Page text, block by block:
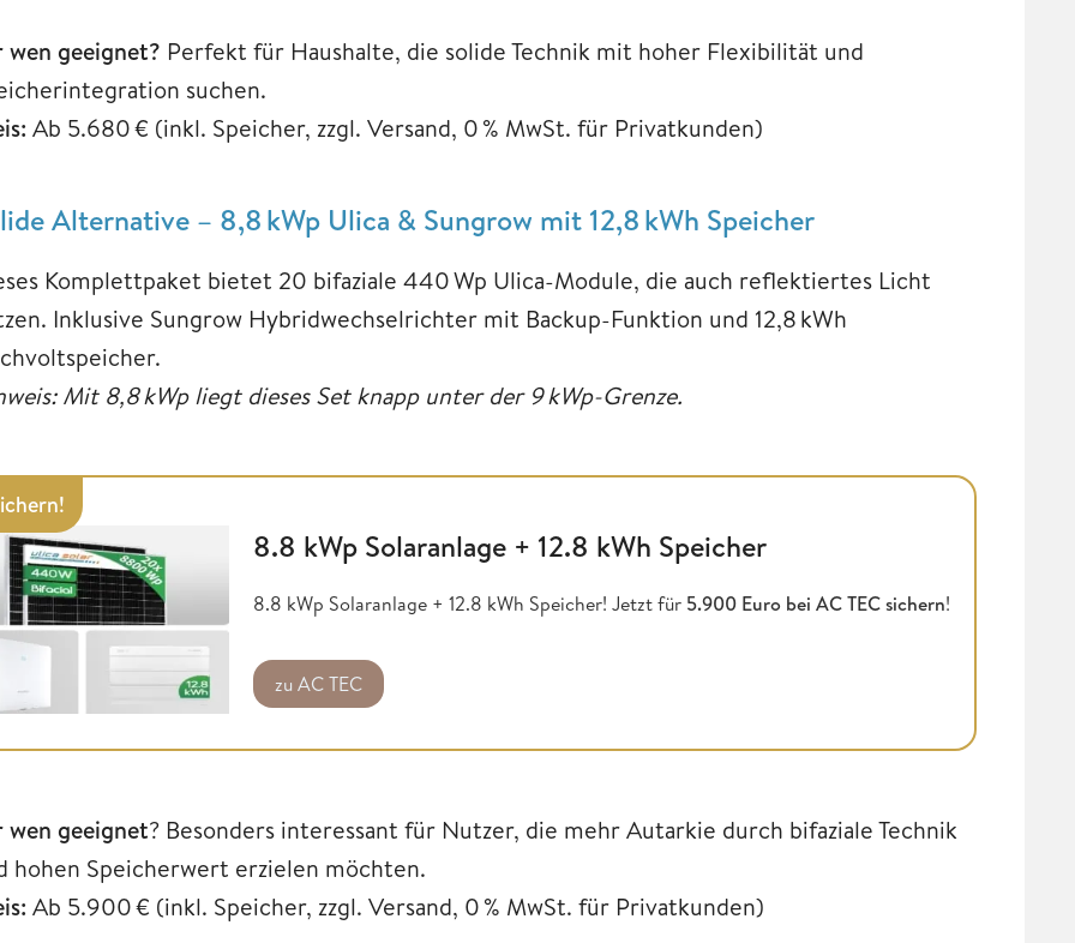
wen geeignet? Perfekt für Haushalte, die solide Technik mit hoher Flexibilität und
suchen.
Ab 5.680 € (inkl. Speicher, zzgl. Versand, 0 % MwSt. für Privatkunden)
Alternative – 8,8 kWp Ulica & Sungrow mit 12,8 kWh Speicher
Komplettpaket bietet 20 bifaziale 440 Wp Ulica-Module, die auch reflektiertes Licht
Inklusive Sungrow Hybridwechselrichter mit Backup-Funktion und 12,8 kWh
Mit 8,8 kWp liegt dieses Set knapp unter der 9 kWp-Grenze.
8.8 kWp Solaranlage + 12.8 kWh Speicher
8.8 kWp Solaranlage + 12.8 kWh Speicher! Jetzt für 5.900 Euro bei AC TEC sichern!
zu AC TEC
wen geeignet? Besonders interessant für Nutzer, die mehr Autarkie durch bifaziale Technik
hohen Speicherwert erzielen möchten.
Ab 5.900 € (inkl. Speicher, zzgl. Versand, 0 % MwSt. für Privatkunden)